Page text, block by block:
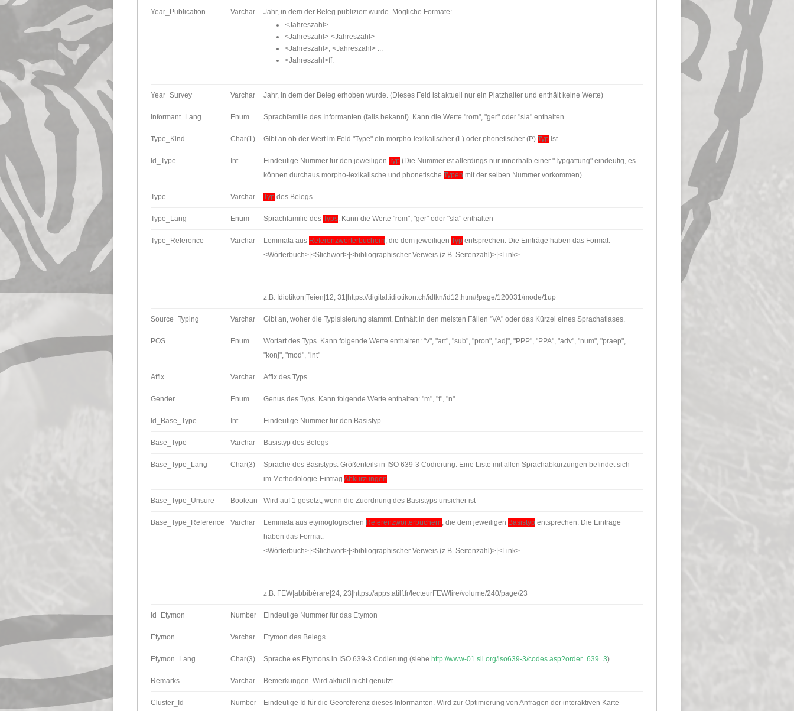
Year_Publication Varchar
Jahr, in dem der Beleg publiziert wurde. Mögliche Formate:
<Jahreszahl>
<Jahreszahl>-<Jahreszahl>
<Jahreszahl>, <Jahreszahl> ...
<Jahreszahl>ff.
Year_Survey Varchar Jahr, in dem der Beleg erhoben wurde. (Dieses Feld ist aktuell nur ein Platzhalter und enthält keine Werte)
Informant_Lang Enum Sprachfamilie des Informanten (falls bekannt). Kann die Werte "rom", "ger" oder "sla" enthalten
Type_Kind Char(1) Gibt an ob der Wert im Feld "Type" ein morpho-lexikalischer (L) oder phonetischer (P)Typ ist
Id_Type Int Eindeutige Nummer für den jeweiligenTyp (Die Nummer ist allerdings nur innerhalb einer "Typgattung" eindeutig, es
können durchaus morpho-lexikalische und phonetischeTypen mit der selben Nummer vorkommen)
Type Varchar Typ des Belegs
Type_Lang Enum Sprachfamilie desTyps . Kann die Werte "rom", "ger" oder "sla" enthalten
Type_Reference Varchar Lemmata aus Referenzwörterbüchern , die dem jeweiligenTyp entsprechen. Die Einträge haben das Format:
<Wörterbuch>|<Stichwort>|<bibliographischer Verweis (z.B. Seitenzahl)>|<Link>
z.B. Idiotikon|Teien|12, 31|https://digital.idiotikon.ch/idtkn/id12.htm#!page/120031/mode/1up
Source_Typing Varchar Gibt an, woher die Typisisierung stammt. Enthält in den meisten Fällen "VA" oder das Kürzel eines Sprachatlases.
POS Enum Wortart des Typs. Kann folgende Werte enthalten: "v", "art", "sub", "pron", "adj", "PPP", "PPA", "adv", "num", "praep",
"konj", "mod", "int"
Affix Varchar Affix des Typs
Gender Enum Genus des Typs. Kann folgende Werte enthalten: "m", "f", "n"
Id_Base_Type Int Eindeutige Nummer für den Basistyp
Base_Type Varchar Basistyp des Belegs
Base_Type_Lang Char(3)
Sprache des Basistyps. Größenteils in ISO 639-3 Codierung. Eine Liste mit allen Sprachabkürzungen befindet sich
im Methodologie-EintragAbkürzungen
Base_Type_Unsure Boolean Wird auf 1 gesetzt, wenn die Zuordnung des Basistyps unsicher ist
Base_Type_Reference Varchar Lemmata aus etymoglogischen Referenzwörterbüchern , die dem jeweiligen Basistyp entsprechen. Die Einträge
haben das Format:
<Wörterbuch>|<Stichwort>|<bibliographischer Verweis (z.B. Seitenzahl)>|<Link>
z.B. FEW|abbĭbĕrare|24, 23|https://apps.atilf.fr/lecteurFEW/lire/volume/240/page/23
Id_Etymon Number Eindeutige Nummer für das Etymon
Etymon Varchar Etymon des Belegs
Etymon_Lang Char(3) Sprache es Etymons in ISO 639-3 Codierung (siehehttp://www-01.sil.org/iso639-3/codes.asp?order=639_3)
Remarks Varchar Bemerkungen. Wird aktuell nicht genutzt
Cluster_Id Number Eindeutige Id für die Georeferenz dieses Informanten. Wird zur Optimierung von Anfragen der interaktiven Karte